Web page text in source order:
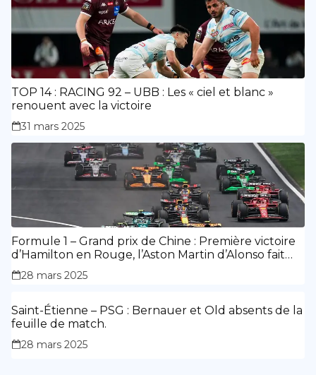
TOP 14 : RACING 92 – UBB : Les « ciel et blanc »
renouent avec la victoire
31 mars 2025
Formule 1 – Grand prix de Chine : Première victoire
d’Hamilton en Rouge, l’Aston Martin d’Alonso fait
des siennes.
28 mars 2025
Saint-Étienne – PSG : Bernauer et Old absents de la
feuille de match.
28 mars 2025